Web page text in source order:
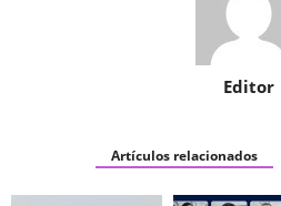
Editor
Artículos relacionados